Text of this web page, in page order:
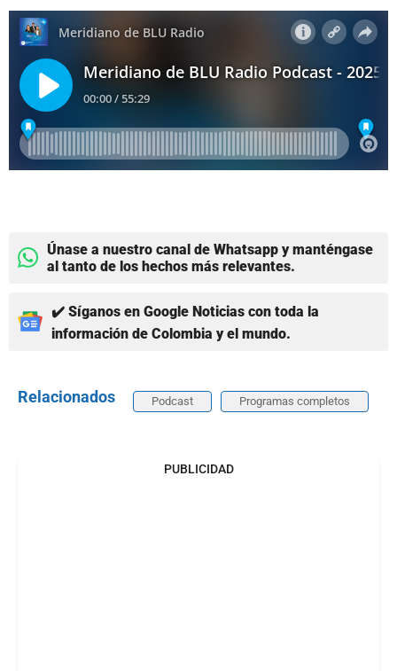
Únase a nuestro canal de Whatsapp y manténgase
al tanto de los hechos más relevantes.
✔️ Síganos en Google Noticias con toda la
información de Colombia y el mundo.
Relacionados Podcast Programas completos
PUBLICIDAD